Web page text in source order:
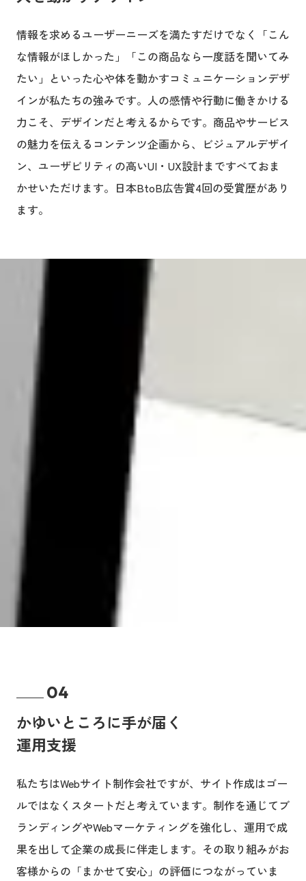
情報を求めるユーザーニーズを満たすだけでなく「こん
な情報がほしかった」「この商品なら一度話を聞いてみ
たい」といった心や体を動かすコミュニケーションデザ
インが私たちの強みです。人の感情や行動に働きかける
力こそ、デザインだと考えるからです。商品やサービス
の魅力を伝えるコンテンツ企画から、ビジュアルデザイ
ン、ユーザビリティの高いUI・UX設計まですべておま
かせいただけます。日本BtoB広告賞4回の受賞歴があり
ます。
04
かゆいところに手が届く
運用支援
私たちはWebサイト制作会社ですが、サイト作成はゴー
ルではなくスタートだと考えています。制作を通じてブ
ランディングやWebマーケティングを強化し、運用で成
果を出して企業の成長に伴走します。その取り組みがお
客様からの「まかせて安心」の評価につながっていま